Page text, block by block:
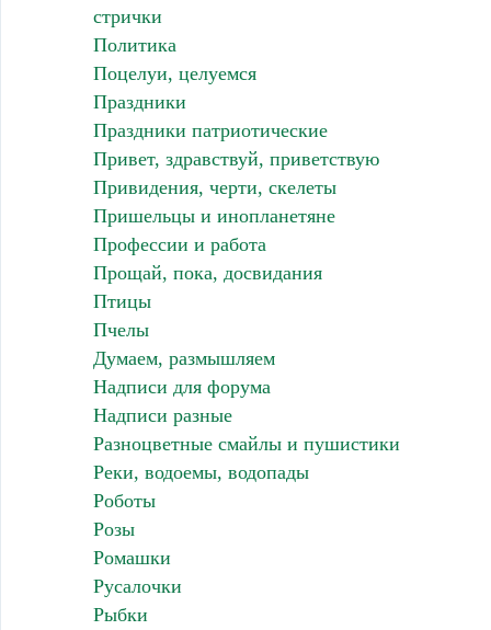
стрички
Политика
Поцелуи, целуемся
Праздники
Праздники патриотические
Привет, здравствуй, приветствую
Привидения, черти, скелеты
Пришельцы и инопланетяне
Профессии и работа
Прощай, пока, досвидания
Птицы
Пчелы
Думаем, размышляем
Надписи для форума
Надписи разные
Разноцветные смайлы и пушистики
Реки, водоемы, водопады
Роботы
Розы
Ромашки
Русалочки
Рыбки